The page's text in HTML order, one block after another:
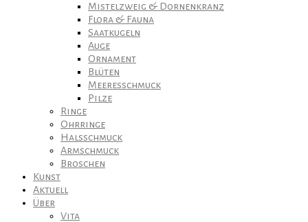
Mistelzweig & Dornenkranz
Flora & Fauna
Saatkugeln
Auge
Ornament
Blüten
Meeresschmuck
Pilze
Ringe
Ohrringe
Halsschmuck
Armschmuck
Broschen
Kunst
Aktuell
Über
Vita